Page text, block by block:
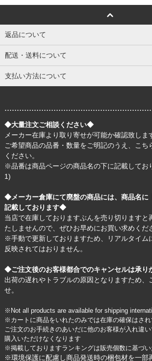
返品について
配送・送料について
支払い方法について
◆大量注文ご相談ください◆
メーカー在庫より取り寄せが可能か確認致しま
ご希望商品の品番・数量をご明記のうえ、
こち
ください。
※品番は商品ページの商品名の下に記載してお
1)
◆メーカー倉庫にて廃盤の商品には、商品名に
記載しております◆
当店で在庫しておりますぶんを売り切りますと
たしませんので、ぜひお早めにお買い求めくだ
※手動で更新しておりますため、リアルタイム
反映されてはおりません。
◆ご注文後のお客様都合でのキャンセルは承
出荷の遅れやトラブルの原因となりますため、
せ。
※Not all products are available for shipping
※カートに商品をいれたのみでは在庫の確保はさ
ご注文のお手続きのあいだに他のお客様が入れ違
購入いただけなくなります
※掲載しておりますランキングは販売個数に基づ
※環境保護に配慮し商品発送時の梱包材を一部